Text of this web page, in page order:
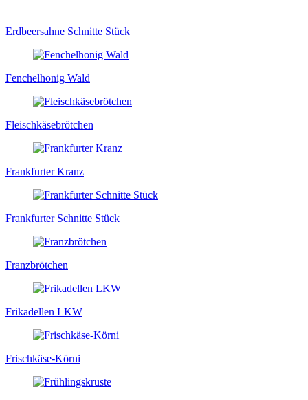
Erdbeersahne Schnitte Stück
Fenchelhonig Wald
Fleischkäsebrötchen
Frankfurter Kranz
Frankfurter Schnitte Stück
Franzbrötchen
Frikadellen LKW
Frischkäse-Körni